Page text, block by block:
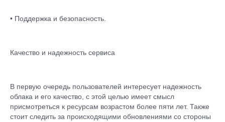
• Поддержка и безопасность.
Качество и надежность сервиса
В первую очередь пользователей интересует надежность
облака и его качество, с этой целью имеет смысл
присмотреться к ресурсам возрастом более пяти лет. Также
стоит следить за происходящими обновлениями со стороны